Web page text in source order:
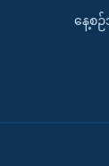
နေ့စ